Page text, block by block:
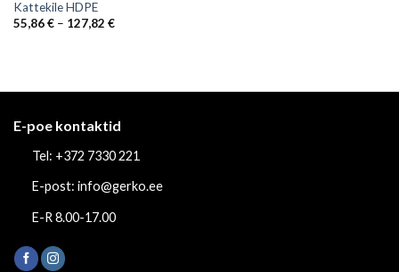
Kattekile HDPE
55,86€ – 127,82 €Price
E-poe kontaktid
Tel: +372 7330 221
E-post: info@gerko.ee
E-R 8.00-17.00